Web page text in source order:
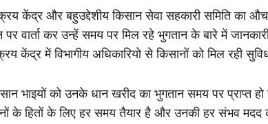
केंद्र और बहुउद्देशीय किसान सेवा सहकारी समिति का औचक
कर उन्हें समय पर मिल रहे भुगतान के बारे में जानकारी
केंद्र में विभागीय अधिकारियो से किसानों को मिल रही
भाइयों को उनके धान खरीद का भुगतान समय पर प्राप्त
के हितों के लिए हर समय तैयार है और उनकी हर संभव मदद